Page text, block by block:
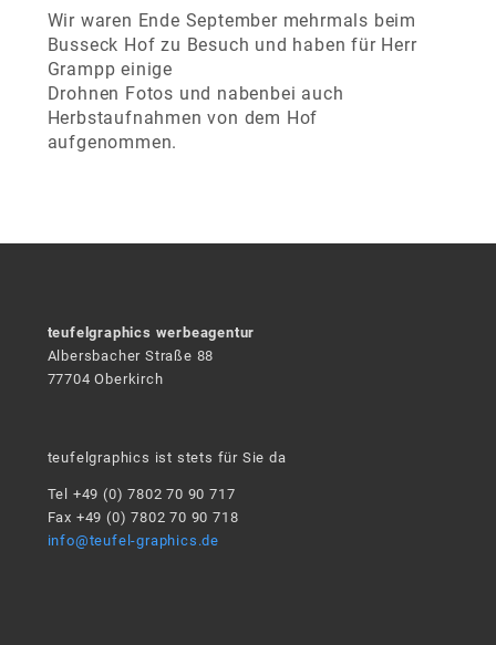
Wir waren Ende September mehrmals beim
Busseck Hof zu Besuch und haben für Herr
Grampp einige
Drohnen Fotos und nabenbei auch
Herbstaufnahmen von dem Hof
aufgenommen.
teufelgraphics werbeagentur
Albersbacher Straße 88
77704 Oberkirch
teufelgraphics ist stets für Sie da
Tel +49 (0) 7802 70 90 717
Fax +49 (0) 7802 70 90 718
info@teufel-graphics.de